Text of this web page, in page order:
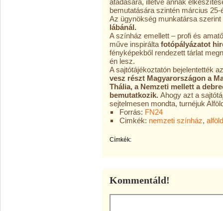
átadására, illetve annak
bemutatására szintén március
Az ügynökség munkatársa
lábánál.
A színház emellett – profi és
műve inspirálta fotópályázatot
fényképekből rendezett tárlat
én lesz.
A sajtótájékoztatón bejelentették
vesz részt Magyarországon a
Thália, a Nemzeti mellett a
bemutatkozik. Ahogy azt a
sejtelmesen mondta, turnéjuk
Forrás: FN24
Cimkék: nemzeti színház,
Címkék:
Kommentáld!